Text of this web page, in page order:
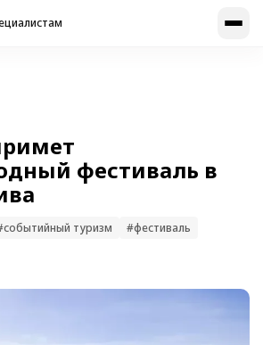
фестиваль в
туризм #фестиваль